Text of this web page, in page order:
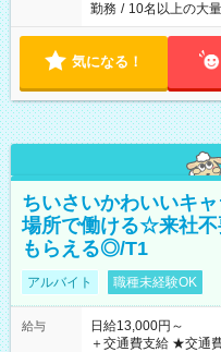
勤務 / 10名以上の大
気になる！
ちいさいかわいいキ
場所で働ける☆来社
もらえる◎/T1
アルバイト 職種未経験OK
給与
日給13,000円～
＋交通費支給 ★交通費全額支給！ ┗案件により規定あり ★日払